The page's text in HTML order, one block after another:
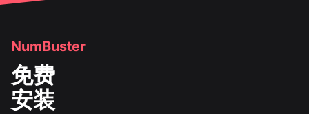
NumBuster
免费
安装